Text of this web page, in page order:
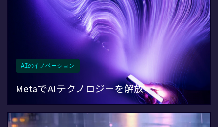
AIのイノベーション
MetaでAIテクノロジーを解放